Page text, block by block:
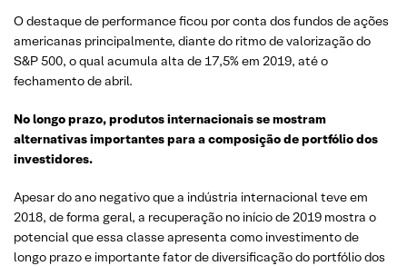
O destaque de performance ficou por conta dos fundos de ações
americanas principalmente, diante do ritmo de valorização do
S&P 500, o qual acumula alta de 17,5% em 2019, até o
fechamento de abril.
Nolongoprazo,produtosinternacionaissemostram
alternativasimportantespara acomposiçãodeportfóliodos
investidores.
Apesar do ano negativo que a indústria internacional teve em
2018, de forma geral, a recuperação no início de 2019 mostra o
potencial que essa classe apresenta como investimento de
longo prazo e importante fator de diversificação do portfólio dos